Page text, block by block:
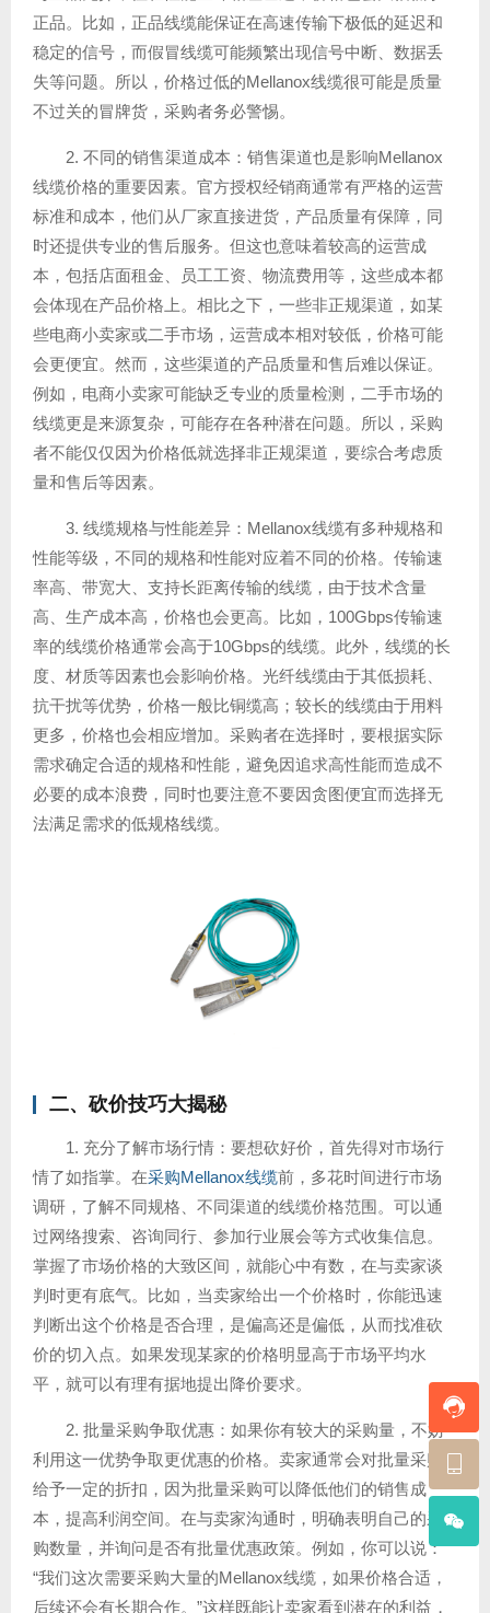
正品。比如，正品线缆能保证在高速传输下极低的延迟和
稳定的信号，而假冒线缆可能频繁出现信号中断、数据丢
失等问题。所以，价格过低的Mellanox线缆很可能是质量
不过关的冒牌货，采购者务必警惕。
2. 不同的销售渠道成本：销售渠道也是影响Mellanox
线缆价格的重要因素。官方授权经销商通常有严格的运营
标准和成本，他们从厂家直接进货，产品质量有保障，同
时还提供专业的售后服务。但这也意味着较高的运营成
本，包括店面租金、员工工资、物流费用等，这些成本都
会体现在产品价格上。相比之下，一些非正规渠道，如某
些电商小卖家或二手市场，运营成本相对较低，价格可能
会更便宜。然而，这些渠道的产品质量和售后难以保证。
例如，电商小卖家可能缺乏专业的质量检测，二手市场的
线缆更是来源复杂，可能存在各种潜在问题。所以，采购
者不能仅仅因为价格低就选择非正规渠道，要综合考虑质
量和售后等因素。
3. 线缆规格与性能差异：Mellanox线缆有多种规格和
性能等级，不同的规格和性能对应着不同的价格。传输速
率高、带宽大、支持长距离传输的线缆，由于技术含量
高、生产成本高，价格也会更高。比如，100Gbps传输速
率的线缆价格通常会高于10Gbps的线缆。此外，线缆的长
度、材质等因素也会影响价格。光纤线缆由于其低损耗、
抗干扰等优势，价格一般比铜缆高；较长的线缆由于用料
更多，价格也会相应增加。采购者在选择时，要根据实际
需求确定合适的规格和性能，避免因追求高性能而造成不
必要的成本浪费，同时也要注意不要因贪图便宜而选择无
法满足需求的低规格线缆。
二、砍价技巧大揭秘
1. 充分了解市场行情：要想砍好价，首先得对市场行
情了如指掌。在采购Mellanox线缆前，多花时间进行市场
调研，了解不同规格、不同渠道的线缆价格范围。可以通
过网络搜索、咨询同行、参加行业展会等方式收集信息。
掌握了市场价格的大致区间，就能心中有数，在与卖家谈
判时更有底气。比如，当卖家给出一个价格时，你能迅速
判断出这个价格是否合理，是偏高还是偏低，从而找准砍
价的切入点。如果发现某家的价格明显高于市场平均水
平，就可以有理有据地提出降价要求。
2. 批量采购争取优惠：如果你有较大的采购量，不妨
利用这一优势争取更优惠的价格。卖家通常会对批量采购
给予一定的折扣，因为批量采购可以降低他们的销售成
本，提高利润空间。在与卖家沟通时，明确表明自己的采
购数量，并询问是否有批量优惠政策。例如，你可以说：
“我们这次需要采购大量的Mellanox线缆，如果价格合适，
后续还会有长期合作。”这样既能让卖家看到潜在的利益，